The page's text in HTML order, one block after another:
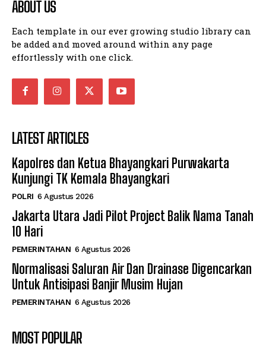
ABOUT US
Each template in our ever growing studio library can
be added and moved around within any page
effortlessly with one click.
LATEST ARTICLES
Kapolres dan Ketua Bhayangkari Purwakarta
Kunjungi TK Kemala Bhayangkari
POLRI 6 Agustus 2026
Jakarta Utara Jadi Pilot Project Balik Nama Tanah
10 Hari
PEMERINTAHAN 6 Agustus 2026
Normalisasi Saluran Air Dan Drainase Digencarkan
Untuk Antisipasi Banjir Musim Hujan
PEMERINTAHAN 6 Agustus 2026
MOST POPULAR